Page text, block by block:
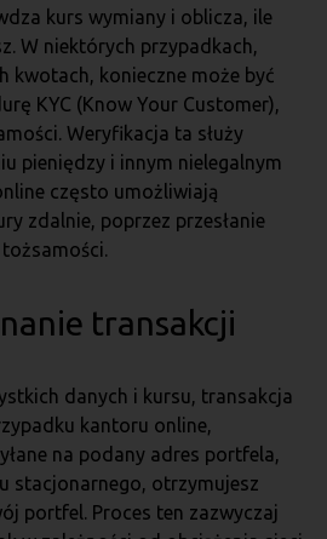
kurs wymiany i oblicza, ile
W niektórych przypadkach,
kwotach, konieczne może być
KYC (Know Your Customer),
Weryfikacja ta służy
pieniędzy i innym nielegalnym
często umożliwiają
zdalnie, poprzez przesłanie
transakcji
danych i kursu, transakcja
kantoru online,
na podany adres portfela,
stacjonarnego, otrzymujesz
portfel. Proces ten zazwyczaj